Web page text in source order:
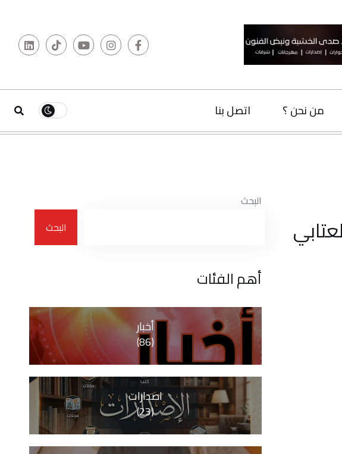
اتصل بنا
أهم الفئات
(86)
اصدارات
(23)